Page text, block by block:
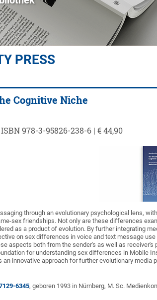
PRESS
Cognitive Niche
978-3-95826-238-6 | € 44,90
through an evolutionary psychological lens,
sex friendships. Not only are these differences
as a product of evolution. By further integrating
on sex differences in voice and text message
aspects both from the sender's as well as receiver's
for understanding sex differences in Mobile
innovative approach for further evolutionary media
6345, geboren 1993 in Nürnberg, M. Sc.